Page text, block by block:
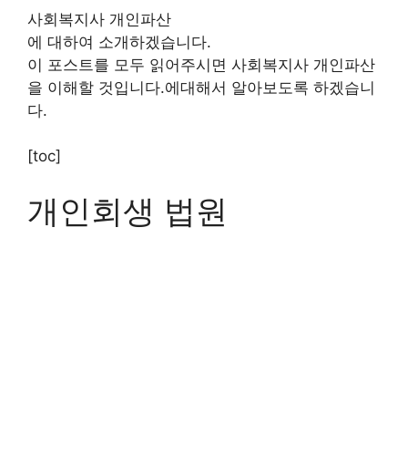
사회복지사 개인파산
에 대하여 소개하겠습니다.
이 포스트를 모두 읽어주시면 사회복지사 개인파산
을 이해할 것입니다.에대해서 알아보도록 하겠습니
다.
[toc]
개인회생 법원